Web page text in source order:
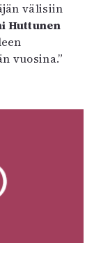
välisiin
Huttunen
vuosina.”